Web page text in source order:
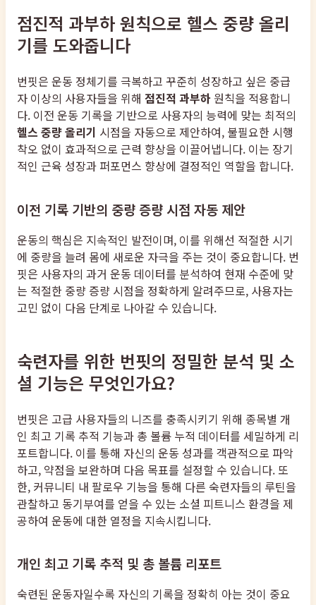
점진적 과부하 원칙으로 헬스 중량 올리
기를 도와줍니다
번핏은 운동 정체기를 극복하고 꾸준히 성장하고 싶은 중급
자 이상의 사용자들을 위해 점진적 과부하 원칙을 적용합니
다. 이전 운동 기록을 기반으로 사용자의 능력에 맞는 최적의
헬스 중량 올리기 시점을 자동으로 제안하여, 불필요한 시행
착오 없이 효과적으로 근력 향상을 이끌어냅니다. 이는 장기
적인 근육 성장과 퍼포먼스 향상에 결정적인 역할을 합니다.
이전 기록 기반의 중량 증량 시점 자동 제안
운동의 핵심은 지속적인 발전이며, 이를 위해선 적절한 시기
에 중량을 늘려 몸에 새로운 자극을 주는 것이 중요합니다. 번
핏은 사용자의 과거 운동 데이터를 분석하여 현재 수준에 맞
는 적절한 중량 증량 시점을 정확하게 알려주므로, 사용자는
고민 없이 다음 단계로 나아갈 수 있습니다.
숙련자를 위한 번핏의 정밀한 분석 및 소
셜 기능은 무엇인가요?
번핏은 고급 사용자들의 니즈를 충족시키기 위해 종목별 개
인 최고 기록 추적 기능과 총 볼륨 누적 데이터를 세밀하게 리
포트합니다. 이를 통해 자신의 운동 성과를 객관적으로 파악
하고, 약점을 보완하며 다음 목표를 설정할 수 있습니다. 또
한, 커뮤니티 내 팔로우 기능을 통해 다른 숙련자들의 루틴을
관찰하고 동기부여를 얻을 수 있는 소셜 피트니스 환경을 제
공하여 운동에 대한 열정을 지속시킵니다.
개인 최고 기록 추적 및 총 볼륨 리포트
숙련된 운동자일수록 자신의 기록을 정확히 아는 것이 중요